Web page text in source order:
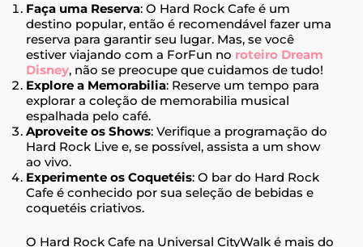
Faça uma Reserva: O Hard Rock Cafe é um
destino popular, então é recomendável fazer uma
reserva para garantir seu lugar. Mas, se você
estiver viajando com a ForFun no roteiro Dream
Disney, não se preocupe que cuidamos de tudo!
Explore a Memorabilia: Reserve um tempo para
explorar a coleção de memorabilia musical
espalhada pelo café.
Aproveite os Shows: Verifique a programação do
Hard Rock Live e, se possível, assista a um show
ao vivo.
Experimente os Coquetéis: O bar do Hard Rock
Cafe é conhecido por sua seleção de bebidas e
coquetéis criativos.
O Hard Rock Cafe na Universal CityWalk é mais do